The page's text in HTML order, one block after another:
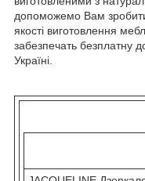
допоможемо Вам зробити
якості виготовлення
забезпечать безплатну
Україні.